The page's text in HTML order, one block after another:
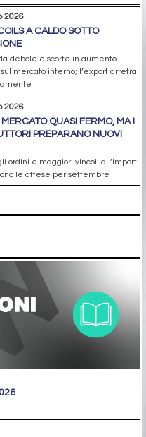
2026
A CALDO SOTTO
debole e scorte in aumento
mercato interno; l’export arretra
2026
MERCATO QUASI FERMO, MA I
PREPARANO NUOVI
ordini e maggiori vincoli all’import
le attese per settembre